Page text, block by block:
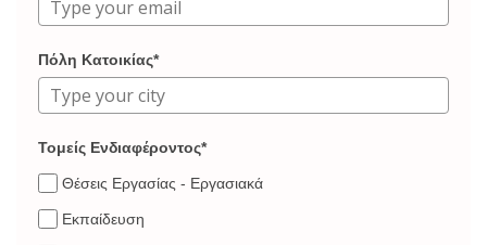
Πόλη Κατοικίας*
Τομείς Ενδιαφέροντος*
Θέσεις Εργασίας - Εργασιακά
Εκπαίδευση